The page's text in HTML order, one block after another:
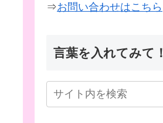
⇒お問い合わせはこちら
言葉を入れてみて！